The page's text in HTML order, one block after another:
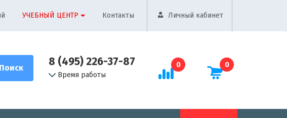
УЧЕБНЫЙ ЦЕНТР Контакты Личный кабинет
8 (495) 226-37-87
Время работы
0 0